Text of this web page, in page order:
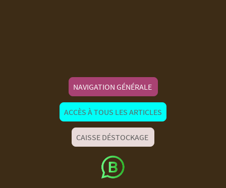
NAVIGATION GÉNÉRALE
ACCÈS À TOUS LES ARTICLES
CAISSE DÉSTOCKAGE